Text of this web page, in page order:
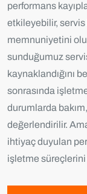
performans
etkileyebilir, servis
memnuniyetini
sunduğumuz
kaynaklandığını
sonrasında
durumlarda
değerlendirilir.
ihtiyaç duyulan
işletme süreçlerini